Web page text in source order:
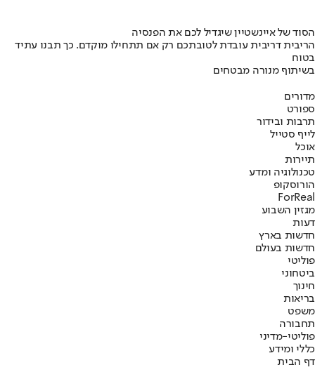
הסוד של איינשטיין שיגדיל לכם את הפנסיה
הריבית דריבית עובדת לטובתכם רק אם תתחילו מוקדם. כך תבנו עתיד
בטוח
בשיתוף מנורה מבטחים
מדורים
ספורט
תרבות ובידור
לייף סטייל
אוכל
תיירות
טכנולוגיה ומדע
הורוסקופ
ForReal
מגזין השבוע
דעות
חדשות בארץ
חדשות בעולם
פוליטי
ביטחוני
חינוך
בריאות
משפט
תחבורה
פוליטי-מדיני
כללי ומידע
דף הבית